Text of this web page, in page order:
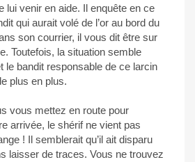
lui venir en aide. Il enquête en ce
qui aurait volé de l’or au bord du
son courrier, il vous dit être sur
Toutefois, la situation semble
le bandit responsable de ce larcin
plus en plus.
vous mettez en route pour
arrivée, le shérif ne vient pas
! Il semblerait qu’il ait disparu
laisser de traces. Vous ne trouvez